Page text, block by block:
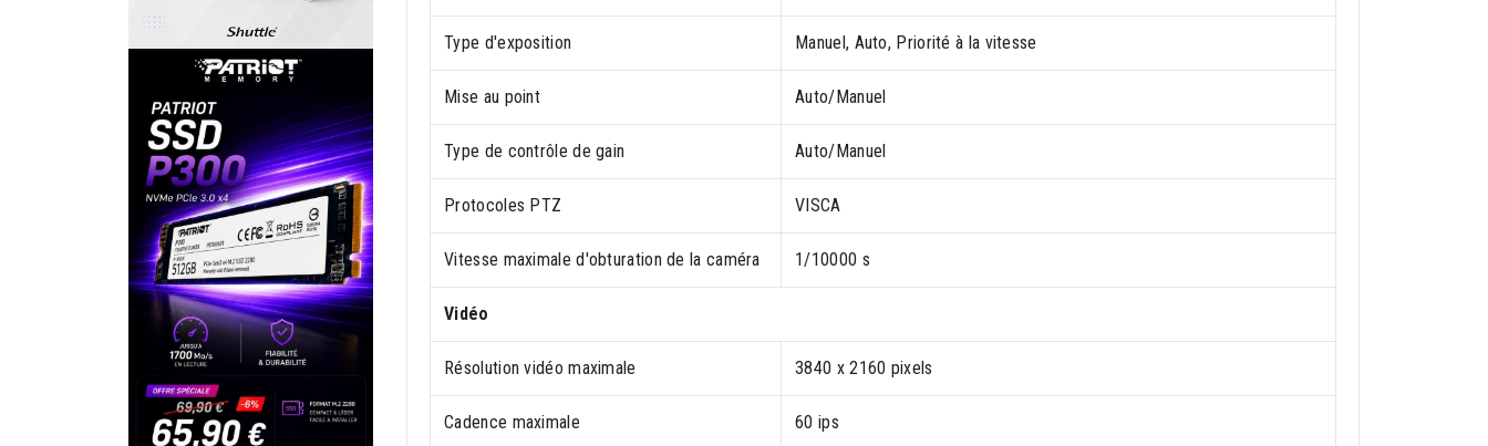
Type d'exposition Manuel, Auto, Priorité à la vitesse
Mise au point Auto/Manuel
Type de contrôle de gain Auto/Manuel
Protocoles PTZ VISCA
Vitesse maximale d'obturation de la caméra 1/10000 s
Vidéo
Résolution vidéo maximale 3840 x 2160 pixels
Cadence maximale 60 ips